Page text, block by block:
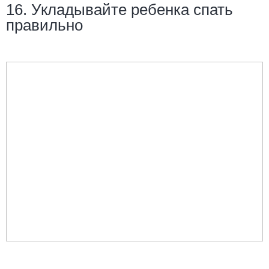
16. Укладывайте ребенка спать
правильно